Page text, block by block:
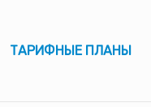
ТАРИФНЫЕ ПЛАНЫ